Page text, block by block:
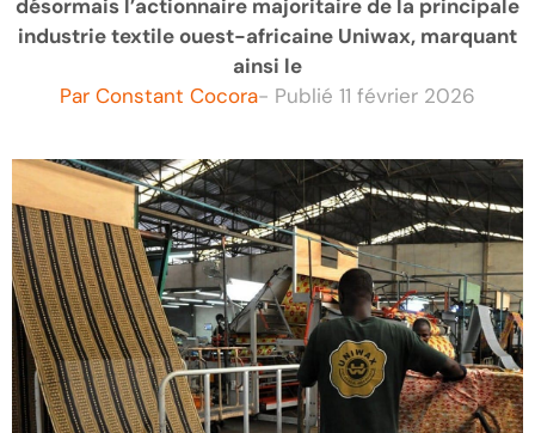
désormais l’actionnaire majoritaire de la principale
industrie textile ouest-africaine Uniwax, marquant
ainsi le
Par Constant Cocora- Publié 11 février 2026